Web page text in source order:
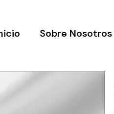
Sobre Nosotros